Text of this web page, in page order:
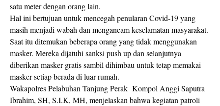
satu meter dengan orang lain.
Hal ini bertujuan untuk mencegah penularan Covid-19 yang
masih menjadi wabah dan mengancam keselamatan masyarakat.
Saat itu ditemukan beberapa orang yang tidak menggunakan
masker. Mereka dijatuhi sanksi push up dan selanjutnya
diberikan masker gratis sambil dihimbau untuk tetap memakai
masker setiap berada di luar rumah.
Wakapolres Pelabuhan Tanjung Perak Kompol Anggi Saputra
Ibrahim, SH, S.I.K, MH, menjelaskan bahwa kegiatan patroli